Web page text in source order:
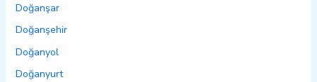
Doğanşar
Doğanşehir
Doğanyol
Doğanyurt